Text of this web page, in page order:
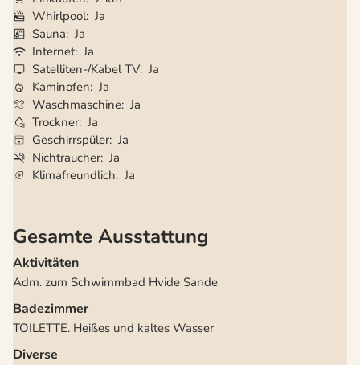
Whirlpool Ja
Sauna Ja
Internet Ja
Satelliten-/Kabel TV Ja
Kaminofen Ja
Waschmaschine Ja
Trockner Ja
Geschirrspüler Ja
Nichtraucher Ja
Klimafreundlich Ja
Gesamte Ausstattung
Aktivitäten
Adm. zum Schwimmbad Hvide Sande
Badezimmer
TOILETTE. Heißes und kaltes Wasser
Diverse